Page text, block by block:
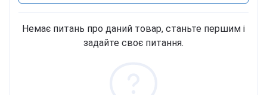
Немає питань про даний товар, станьте першим і
задайте своє питання.